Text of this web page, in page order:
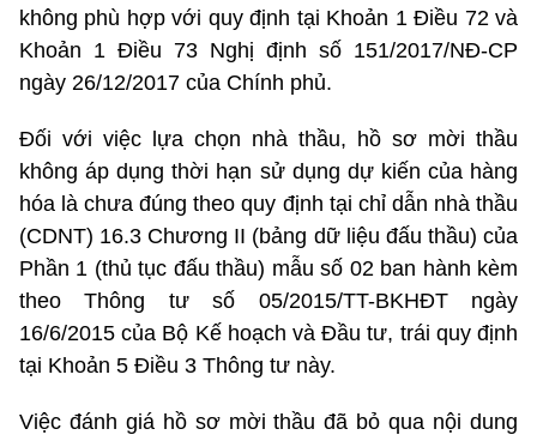
không phù hợp với quy định tại Khoản 1 Điều 72 và
Khoản 1 Điều 73 Nghị định số 151/2017/NĐ-CP
ngày 26/12/2017 của Chính phủ.
Đối với việc lựa chọn nhà thầu, hồ sơ mời thầu
không áp dụng thời hạn sử dụng dự kiến của hàng
hóa là chưa đúng theo quy định tại chỉ dẫn nhà thầu
(CDNT) 16.3 Chương II (bảng dữ liệu đấu thầu) của
Phần 1 (thủ tục đấu thầu) mẫu số 02 ban hành kèm
theo Thông tư số 05/2015/TT-BKHĐT ngày
16/6/2015 của Bộ Kế hoạch và Đầu tư, trái quy định
tại Khoản 5 Điều 3 Thông tư này.
Việc đánh giá hồ sơ mời thầu đã bỏ qua nội dung